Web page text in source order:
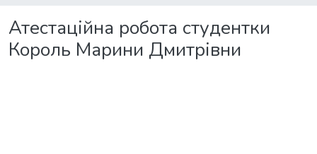
Атестаційна робота студентки
Король Марини Дмитрівни